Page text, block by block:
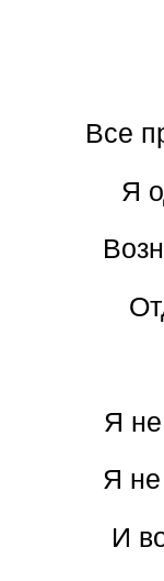
Все
Я
Я
Я не
И